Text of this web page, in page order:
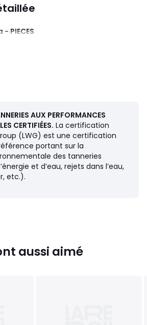
PIECES
de vous référer aux indications
du produit
Marron
90 cm, 95 cm
AUX PERFORMANCES
CERTIFIÉES. La certification
(LWG) est une certification
portant sur la
des tanneries
et d’eau, rejets dans l’eau,
etc.).
aussi aimé